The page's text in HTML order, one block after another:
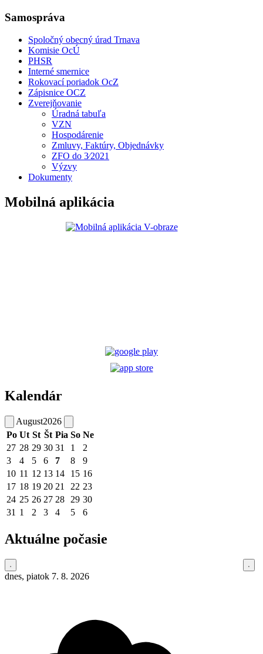
Samospráva
Spoločný obecný úrad Trnava
Komisie OcÚ
PHSR
Interné smernice
Rokovací poriadok OcZ
Zápisnice OCZ
Zverejňovanie
Úradná tabuľa
VZN
Hospodárenie
Zmluvy, Faktúry, Objednávky
ZFO do 3⁄2021
Výzvy
Dokumenty
Mobilná aplikácia
Kalendár
August2026
Po Ut St Št Pia So Ne
27 28 29 30 31 1
2
3
4 5 6 7 8
9
10 11 12 13 14 15 16
17 18 19 20 21 22 23
24 25 26 27 28 29 30
31 1 2 3 4 5 6
Aktuálne počasie
dnes, piatok 7. 8. 2026